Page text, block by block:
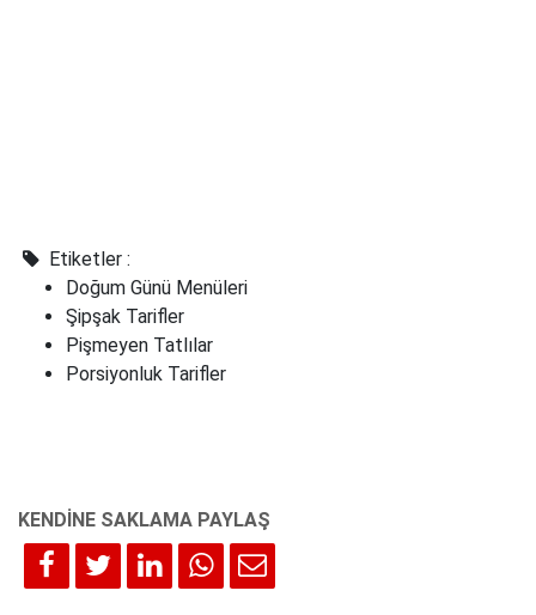
Etiketler :
Doğum Günü Menüleri
Şipşak Tarifler
Pişmeyen Tatlılar
Porsiyonluk Tarifler